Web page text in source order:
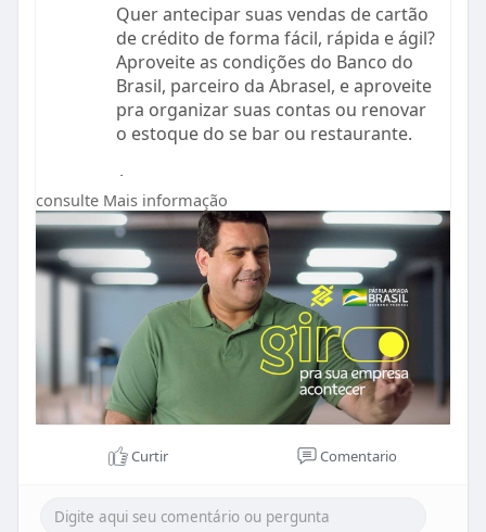
Quer antecipar suas vendas de cartão
de crédito de forma fácil, rápida e ágil?
Aproveite as condições do Banco do
Brasil, parceiro da Abrasel, e aproveite
pra organizar suas contas ou renovar
o estoque do se bar ou restaurante.
Acesse
https://www.bb.com.br/pbb/pagi....na-
inicial/empresas/e saiba mais!
#pratudoquevoceimaginar
consulte Mais informação
Curtir Comentario